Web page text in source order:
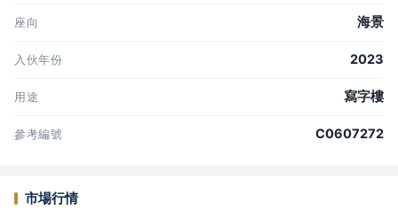
座向 海景
入伙年份 2023
用途 寫字樓
參考編號 C0607272
市場行情